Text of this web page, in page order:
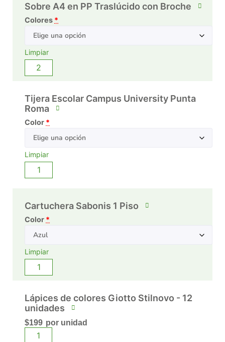
Sobre A4 en PP Traslúcido con Broche
Colores *
Limpiar
Tijera Escolar Campus University Punta
Roma
Color *
Limpiar
Cartuchera Sabonis 1 Piso
Color *
Limpiar
Lápices de colores Giotto Stilnovo - 12
unidades
$199 por unidad